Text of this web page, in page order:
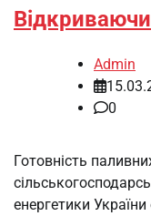
Admin
0
Готовність
енергетики